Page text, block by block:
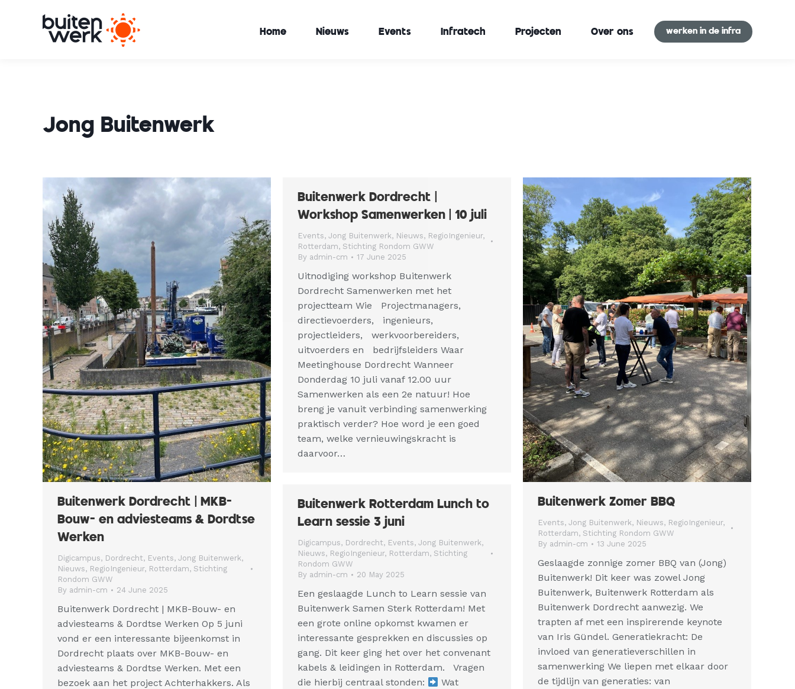
Home Nieuws Events Infratech Projecten Over ons werken in de infra
Jong Buitenwerk
Buitenwerk Dordrecht | MKB-
Bouw- en adviesteams & Dordtse
Werken
Digicampus, Dordrecht, Events, Jong Buitenwerk,
Nieuws, RegioIngenieur, Rotterdam, Stichting
Rondom GWW
By admin-cm 24 June 2025
Buitenwerk Dordrecht | MKB-Bouw- en
adviesteams & Dordtse Werken Op 5 juni
vond er een interessante bijeenkomst in
Dordrecht plaats over MKB-Bouw- en
adviesteams & Dordtse Werken. Met een
bezoek aan het project Achterhakkers. Als
Buitenwerk Dordrecht |
Workshop Samenwerken | 10 juli
Events, Jong Buitenwerk, Nieuws, RegioIngenieur,
Rotterdam, Stichting Rondom GWW
By admin-cm 17 June 2025
Uitnodiging workshop Buitenwerk
Dordrecht Samenwerken met het
projectteam Wie Projectmanagers,
directievoerders, ingenieurs,
projectleiders, werkvoorbereiders,
uitvoerders en bedrijfsleiders Waar
Meetinghouse Dordrecht Wanneer
Donderdag 10 juli vanaf 12.00 uur
Samenwerken als een 2e natuur! Hoe
breng je vanuit verbinding samenwerking
praktisch verder? Hoe word je een goed
team, welke vernieuwingskracht is
daarvoor…
Buitenwerk Zomer BBQ
Events, Jong Buitenwerk, Nieuws, RegioIngenieur,
Rotterdam, Stichting Rondom GWW
By admin-cm 13 June 2025
Geslaagde zonnige zomer BBQ van (Jong)
Buitenwerk! Dit keer was zowel Jong
Buitenwerk, Buitenwerk Rotterdam als
Buitenwerk Dordrecht aanwezig. We
trapten af met een inspirerende keynote
van Iris Gündel. Generatiekracht: De
invloed van generatieverschillen in
samenwerking We liepen met elkaar door
de tijdlijn van generaties: van
Buitenwerk Rotterdam Lunch to
Learn sessie 3 juni
Digicampus, Dordrecht, Events, Jong Buitenwerk,
Nieuws, RegioIngenieur, Rotterdam, Stichting
Rondom GWW
By admin-cm 20 May 2025
Een geslaagde Lunch to Learn sessie van
Buitenwerk Samen Sterk Rotterdam! Met
een grote online opkomst kwamen er
interessante gesprekken en discussies op
gang. Dit keer ging het over het convenant
kabels & leidingen in Rotterdam. Vragen
die hierbij centraal stonden:
Wat